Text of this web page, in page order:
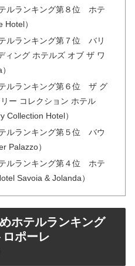
ルランキング第８位 ホテ
）
ルランキング第７位 バリ
ィング ホテルズ オブ ザ ワ
ルランキング第６位 ザ グ
ー コレクション ホテル
Collection Hotel）
ルランキング第５位 バウ
Palazzo）
ルランキング第４位 ホテ
Savoia & Jolanda）
ホテルランキング
ポーレ